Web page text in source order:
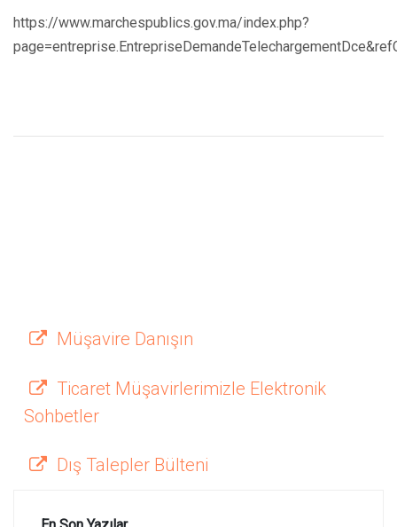
https://www.marchespublics.gov.ma/index.php?
Müşavire Danışın
Ticaret Müşavirlerimizle Elektronik
Sohbetler
Dış Talepler Bülteni